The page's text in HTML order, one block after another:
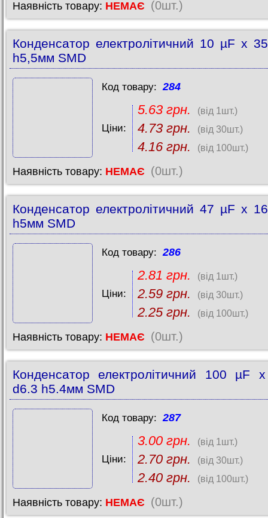
Наявність товару: НЕМАЄ (0шт.)
Конденсатор електролітичний 10 µF x
h5,5мм SMD
Код товару: 284
Ціни:
5.63 грн. (від 1шт.)
4.73 грн. (від 30шт.)
4.16 грн. (від 100шт.)
Наявність товару: НЕМАЄ (0шт.)
Конденсатор електролітичний 47 µF x
h5мм SMD
Код товару: 286
Ціни:
2.81 грн. (від 1шт.)
2.59 грн. (від 30шт.)
2.25 грн. (від 100шт.)
Наявність товару: НЕМАЄ (0шт.)
Конденсатор електролітичний 100 µF
d6.3 h5.4мм SMD
Код товару: 287
Ціни:
3.00 грн. (від 1шт.)
2.70 грн. (від 30шт.)
2.40 грн. (від 100шт.)
Наявність товару: НЕМАЄ (0шт.)